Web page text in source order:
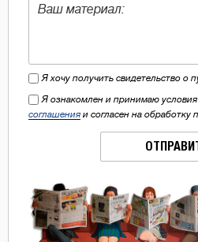
Я хочу получить свидетельство о
Я ознакомлен и принимаю условия
соглашения и согласен на обработку